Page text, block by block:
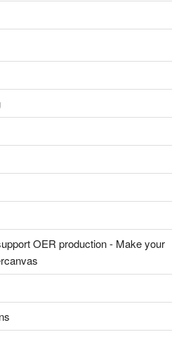
OER production - Make your